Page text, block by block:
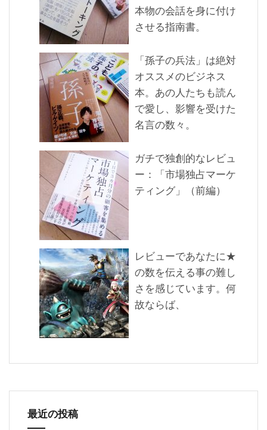
本物の会話を身に付け
させる指南書。
「孫子の兵法」は絶対
オススメのビジネス
本。あの人たちも読ん
で愛し、影響を受けた
名言の数々。
ガチで独創的なレビュ
ー：「市場独占マーケ
ティング」（前編）
レビューであなたに★
の数を伝える事の難し
さを感じています。何
故ならば、
最近の投稿